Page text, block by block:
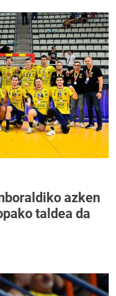
azken
taldea da